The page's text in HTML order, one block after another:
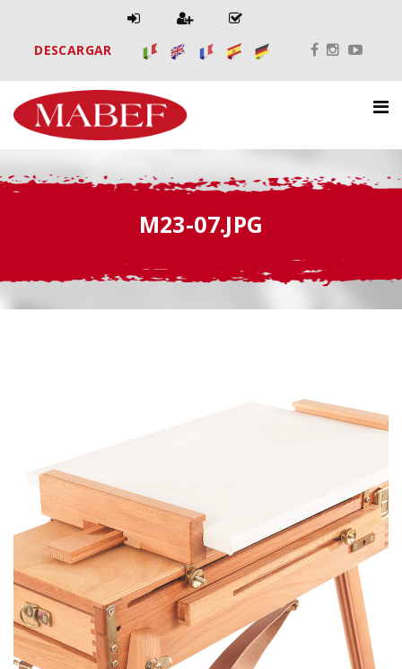
DESCARGAR
M23-07.JPG